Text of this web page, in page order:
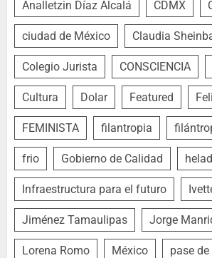
Analletzin Díaz Alcalá CDMX
ciudad de México Claudia
Colegio Jurista CONSCIENCIA
Cultura Dolar Featured
FEMINISTA filantropia
frio Gobierno de Calidad
Infraestructura para el futuro
Jiménez Tamaulipas Jorge
Lorena Romo México pase